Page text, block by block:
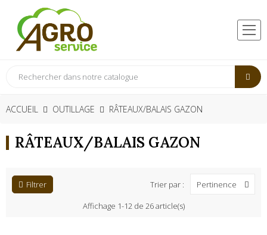
ACCUEIL OUTILLAGE RÂTEAUX/BALAIS GAZON
RÂTEAUX/BALAIS GAZON
Filtrer Trier par :
Pertinence
Affichage 1-12 de 26 article(s)